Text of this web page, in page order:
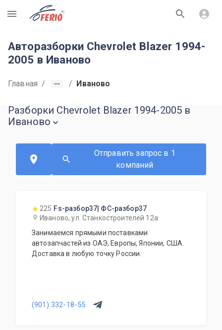
R
Авторазборки Chevrolet Blazer 1994-
2005 в Иваново
Главная / / Иваново
Разборки Chevrolet Blazer 1994-2005 в
Иваново
Отправить запрос в 1
компаний
225 Fs-разбор37| ФС-разбор37
Иваново, ул. Станкостроителей 12а
Занимаемся прямыми поставками
автозапчастей из ОАЭ, Европы, Японии, США.
Доставка в любую точку России.
(901) 332-18-55